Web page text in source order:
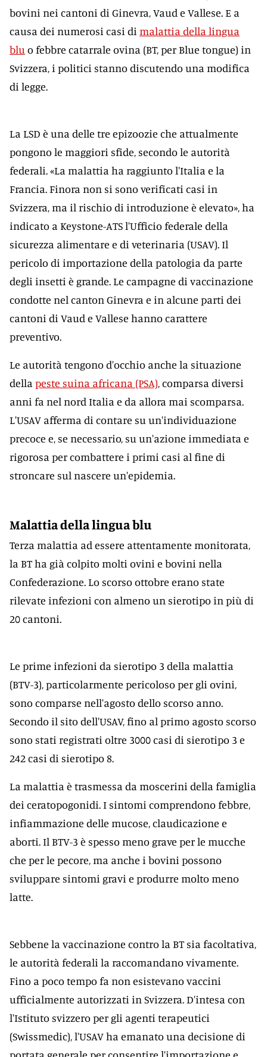
bovini nei cantoni di Ginevra, Vaud e Vallese. E a
causa dei numerosi casi di malattia della lingua
blu o febbre catarrale ovina (BT, per Blue tongue) in
Svizzera, i politici stanno discutendo una modifica
di legge.
La LSD è una delle tre epizoozie che attualmente
pongono le maggiori sfide, secondo le autorità
federali. «La malattia ha raggiunto l'Italia e la
Francia. Finora non si sono verificati casi in
Svizzera, ma il rischio di introduzione è elevato», ha
indicato a Keystone-ATS l'Ufficio federale della
sicurezza alimentare e di veterinaria (USAV). Il
pericolo di importazione della patologia da parte
degli insetti è grande. Le campagne di vaccinazione
condotte nel canton Ginevra e in alcune parti dei
cantoni di Vaud e Vallese hanno carattere
preventivo.
Le autorità tengono d'occhio anche la situazione
della peste suina africana (PSA), comparsa diversi
anni fa nel nord Italia e da allora mai scomparsa.
L'USAV afferma di contare su un'individuazione
precoce e, se necessario, su un'azione immediata e
rigorosa per combattere i primi casi al fine di
stroncare sul nascere un'epidemia.
Malattia della lingua blu
Terza malattia ad essere attentamente monitorata,
la BT ha già colpito molti ovini e bovini nella
Confederazione. Lo scorso ottobre erano state
rilevate infezioni con almeno un sierotipo in più di
20 cantoni.
Le prime infezioni da sierotipo 3 della malattia
(BTV-3), particolarmente pericoloso per gli ovini,
sono comparse nell'agosto dello scorso anno.
Secondo il sito dell'USAV, fino al primo agosto scorso
sono stati registrati oltre 3000 casi di sierotipo 3 e
242 casi di sierotipo 8.
La malattia è trasmessa da moscerini della famiglia
dei ceratopogonidi. I sintomi comprendono febbre,
infiammazione delle mucose, claudicazione e
aborti. Il BTV-3 è spesso meno grave per le mucche
che per le pecore, ma anche i bovini possono
sviluppare sintomi gravi e produrre molto meno
latte.
Sebbene la vaccinazione contro la BT sia facoltativa,
le autorità federali la raccomandano vivamente.
Fino a poco tempo fa non esistevano vaccini
ufficialmente autorizzati in Svizzera. D'intesa con
l'Istituto svizzero per gli agenti terapeutici
(Swissmedic), l'USAV ha emanato una decisione di